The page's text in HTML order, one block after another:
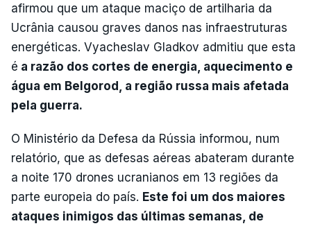
afirmou que um ataque maciço de artilharia da
Ucrânia causou graves danos nas infraestruturas
energéticas. Vyacheslav Gladkov admitiu que esta
é a razão dos cortes de energia, aquecimento e
água em Belgorod, a região russa mais afetada
pela guerra.
O Ministério da Defesa da Rússia informou, num
relatório, que as defesas aéreas abateram durante
a noite 170 drones ucranianos em 13 regiões da
parte europeia do país. Este foi um dos maiores
ataques inimigos das últimas semanas, de